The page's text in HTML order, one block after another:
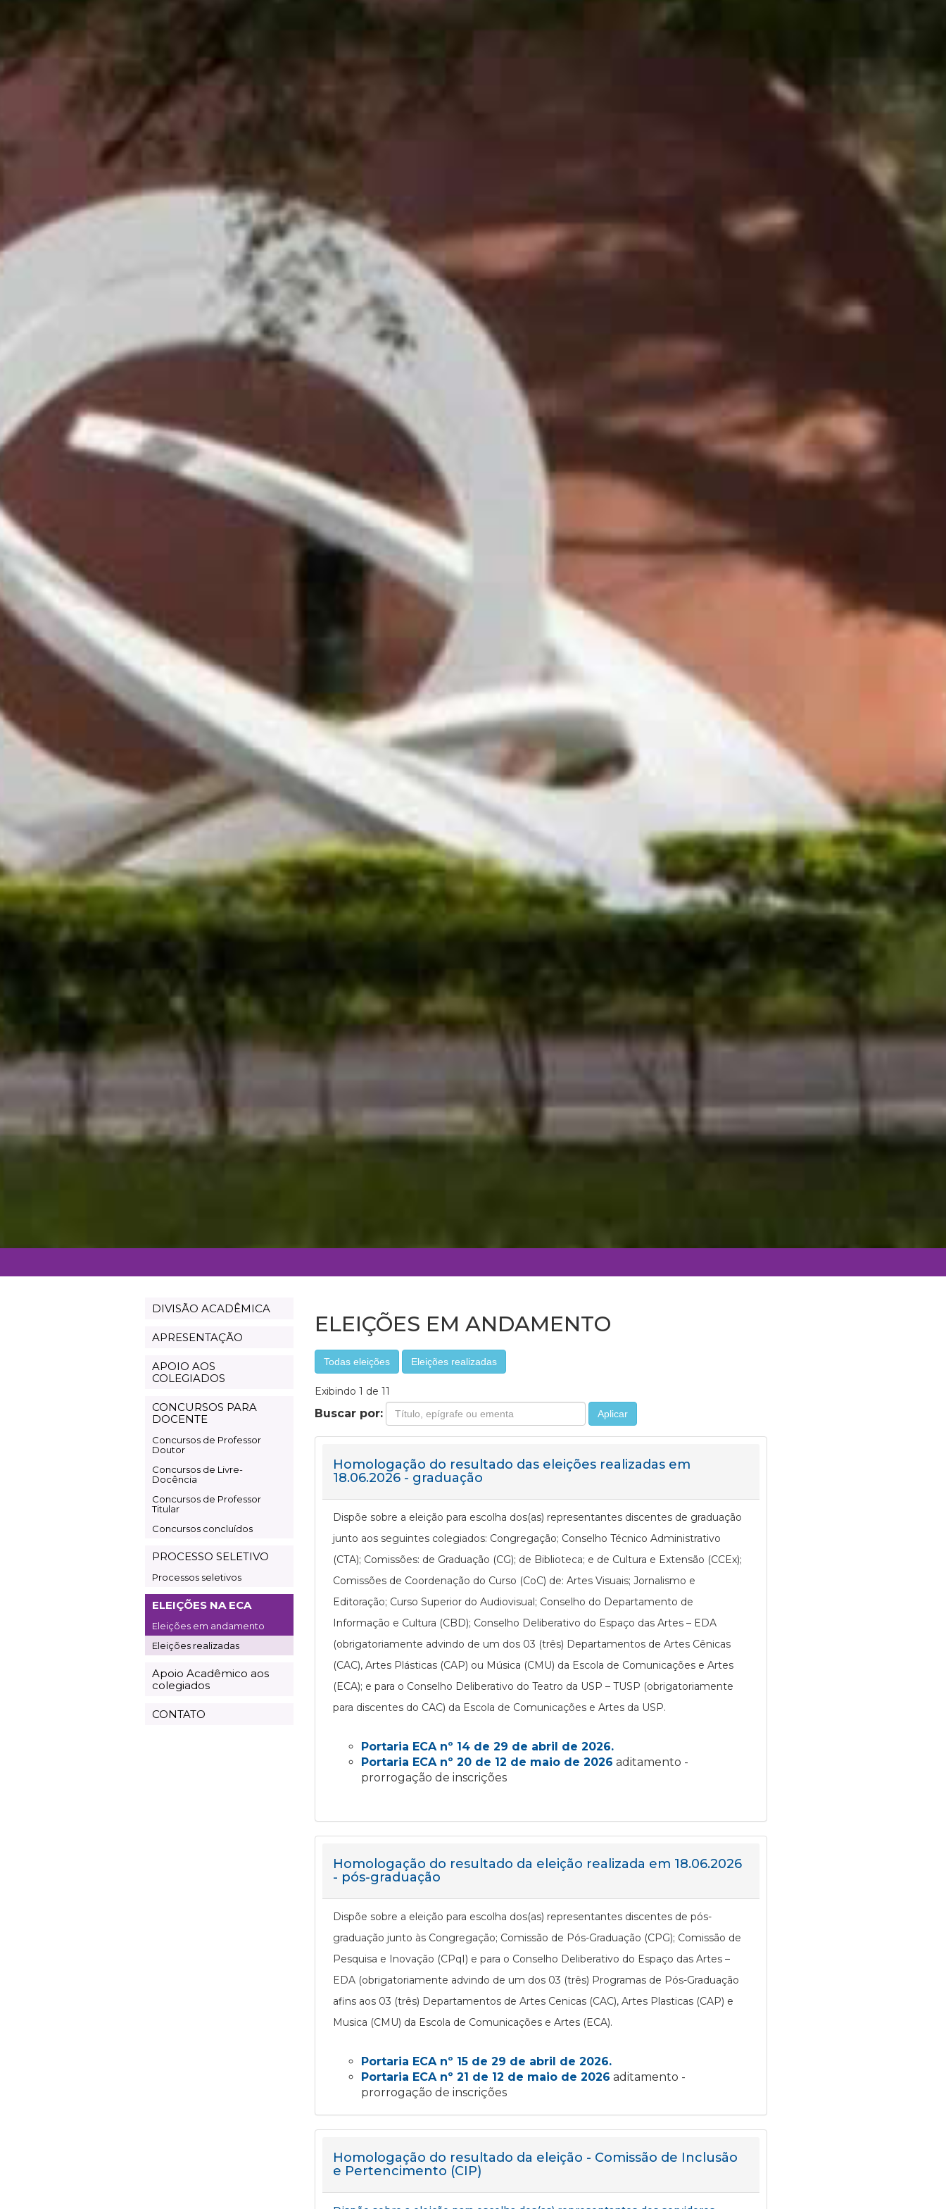
Acadêmica
DIVISÃO ACADÊMICA
APRESENTAÇÃO
APOIO AOS
COLEGIADOS
CONCURSOS PARA
DOCENTE
Concursos de Professor
Doutor
Concursos de Livre-
Docência
Concursos de Professor
Titular
Concursos concluídos
PROCESSO SELETIVO
Processos seletivos
ELEIÇÕES NA ECA
Eleições em andamento
Eleições realizadas
Apoio Acadêmico aos
colegiados
CONTATO
ELEIÇÕES EM ANDAMENTO
Todas eleições Eleições realizadas
Exibindo 1 de 11
Buscar por: Aplicar
Homologação do resultado das eleições realizadas em
18.06.2026 - graduação
Dispõe sobre a eleição para escolha dos(as) representantes discentes de graduação
junto aos seguintes colegiados: Congregação; Conselho Técnico Administrativo
(CTA); Comissões: de Graduação (CG); de Biblioteca; e de Cultura e Extensão (CCEx);
Comissões de Coordenação do Curso (CoC) de: Artes Visuais; Jornalismo e
Editoração; Curso Superior do Audiovisual; Conselho do Departamento de
Informação e Cultura (CBD); Conselho Deliberativo do Espaço das Artes – EDA
(obrigatoriamente advindo de um dos 03 (três) Departamentos de Artes Cênicas
(CAC), Artes Plásticas (CAP) ou Música (CMU) da Escola de Comunicações e Artes
(ECA); e para o Conselho Deliberativo do Teatro da USP – TUSP (obrigatoriamente
para discentes do CAC) da Escola de Comunicações e Artes da USP.
Portaria ECA nº 14 de 29 de abril de 2026.
Portaria ECA nº 20 de 12 de maio de 2026 aditamento -
prorrogação de inscrições
Homologação do resultado da eleição realizada em 18.06.2026
- pós-graduação
Dispõe sobre a eleição para escolha dos(as) representantes discentes de pós-
graduação junto às Congregação; Comissão de Pós-Graduação (CPG); Comissão de
Pesquisa e Inovação (CPqI) e para o Conselho Deliberativo do Espaço das Artes –
EDA (obrigatoriamente advindo de um dos 03 (três) Programas de Pós-Graduação
afins aos 03 (três) Departamentos de Artes Cenicas (CAC), Artes Plasticas (CAP) e
Musica (CMU) da Escola de Comunicações e Artes (ECA).
Portaria ECA nº 15 de 29 de abril de 2026.
Portaria ECA nº 21 de 12 de maio de 2026 aditamento -
prorrogação de inscrições
Homologação do resultado da eleição - Comissão de Inclusão
e Pertencimento (CIP)